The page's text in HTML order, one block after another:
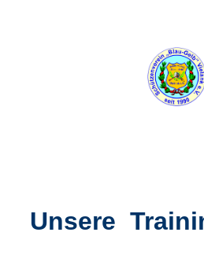
Unsere